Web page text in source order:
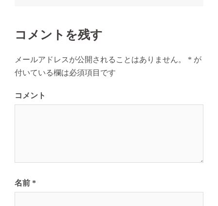
ー
ョ
ン
コメントを残す
メールアドレスが公開されることはありません。 * が
付いている欄は必須項目です
コメント
名前 *